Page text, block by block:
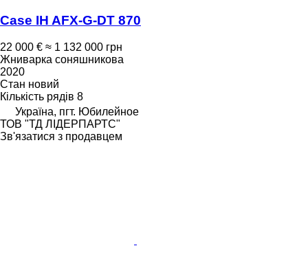
Case IH AFX-G-DT 870
22 000 € ≈ 1 132 000 грн
Жниварка соняшникова
2020
Стан новий
Кількість рядів 8
Україна, пгт. Юбилейное
ТОВ "ТД ЛІДЕРПАРТС"
Зв'язатися з продавцем